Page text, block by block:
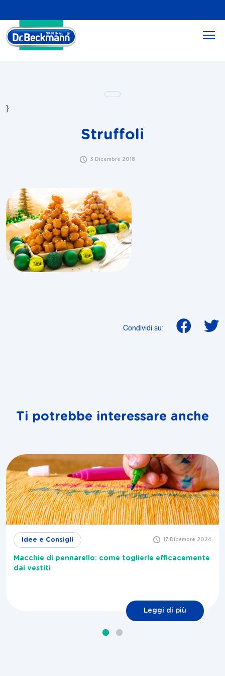
}
Struffoli
3 Dicembre 2018
Condividi su:
Ti potrebbe interessare anche
Idee e Consigli 17 Dicembre 2024
Macchie di pennarello: come toglierle efficacemente
dai vestiti
Leggi di più